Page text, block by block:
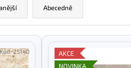
Abecedně
Kód:25140
AKCE
NOVINKA